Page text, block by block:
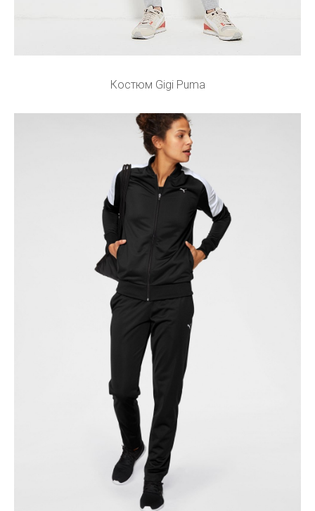
Костюм Gigi Puma